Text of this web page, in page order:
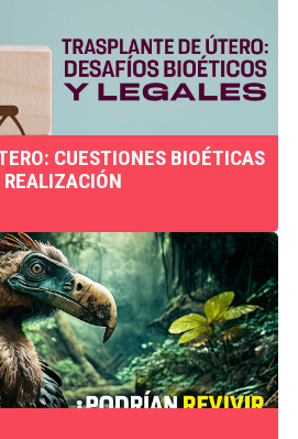
CUESTIONES BIOÉTICAS